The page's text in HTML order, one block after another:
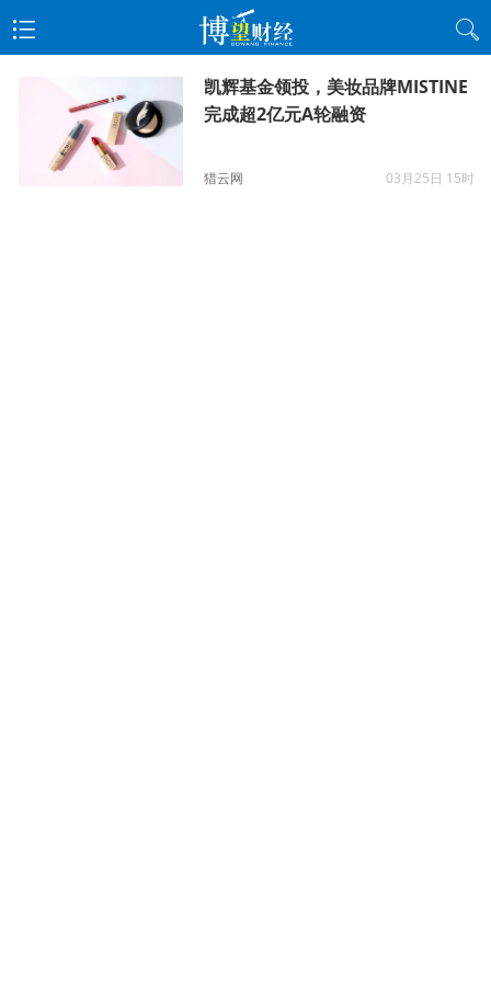
凯辉基金领投，美妆品牌MISTINE
完成超2亿元A轮融资
猎云网 03月25日 15时